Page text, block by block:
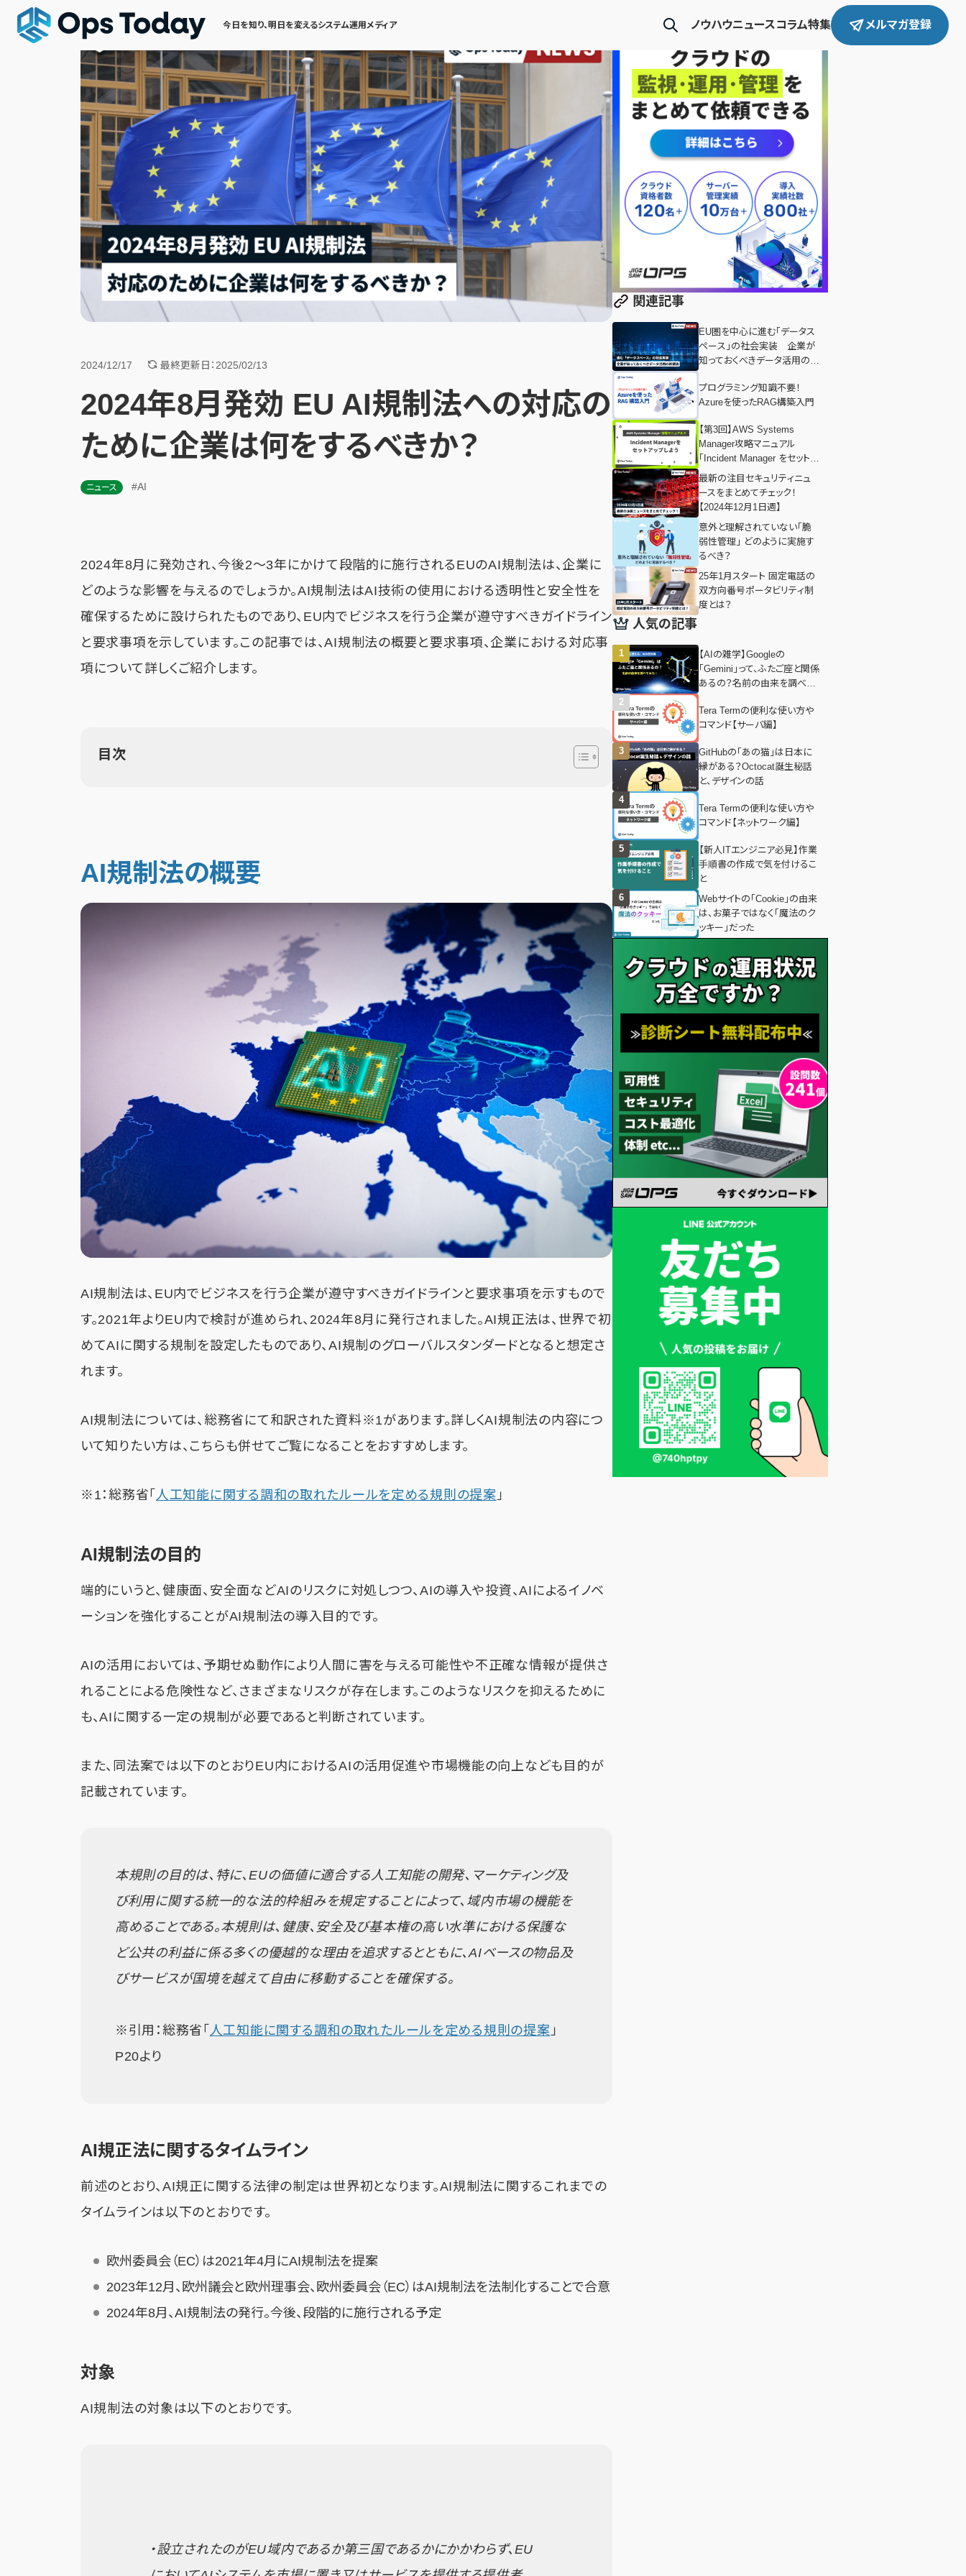
今日を知り、明日を変えるシステム運用メディア ノウハウニュースコラム特集 メルマガ登録
2024/12/17 最終更新日：2025/02/13
2024年8月発効 EU AI規制法への対応の
ために企業は何をするべきか？
ニュース #AI
2024年8月に発効され、今後2～3年にかけて段階的に施行されるEUのAI規制法は、企業に
どのような影響を与えるのでしょうか。AI規制法はAI技術の使用における透明性と安全性を
確保するために設けられたものであり、EU内でビジネスを行う企業が遵守すべきガイドライン
と要求事項を示しています。この記事では、AI規制法の概要と要求事項、企業における対応事
項について詳しくご紹介します。
目次
AI規制法の概要
AI規制法は、EU内でビジネスを行う企業が遵守すべきガイドラインと要求事項を示すもので
す。2021年よりEU内で検討が進められ、2024年8月に発行されました。AI規正法は、世界で初
めてAIに関する規制を設定したものであり、AI規制のグローバルスタンダードとなると想定さ
れます。
AI規制法については、総務省にて和訳された資料※1があります。詳しくAI規制法の内容につ
いて知りたい方は、こちらも併せてご覧になることをおすすめします。
※1：総務省「 人工知能に関する調和の取れたルールを定める規則の提案 」
AI規制法の目的
端的にいうと、健康面、安全面などAIのリスクに対処しつつ、AIの導入や投資、AIによるイノベ
ーションを強化することがAI規制法の導入目的です。
AIの活用においては、予期せぬ動作により人間に害を与える可能性や不正確な情報が提供さ
れることによる危険性など、さまざまなリスクが存在します。このようなリスクを抑えるために
も、AIに関する一定の規制が必要であると判断されています。
また、同法案では以下のとおりEU内におけるAIの活用促進や市場機能の向上なども目的が
記載されています。
本規則の目的は、特に、EUの価値に適合する人工知能の開発、マーケティング及
び利用に関する統一的な法的枠組みを規定することによって、域内市場の機能を
高めることである。本規則は、健康、安全及び基本権の高い水準における保護な
ど公共の利益に係る多くの優越的な理由を追求するとともに、AIベースの物品及
びサービスが国境を越えて自由に移動することを確保する。
※引用：総務省「 人工知能に関する調和の取れたルールを定める規則の提案 」
P20より
AI規正法に関するタイムライン
前述のとおり、AI規正に関する法律の制定は世界初となります。AI規制法に関するこれまでの
タイムラインは以下のとおりです。
欧州委員会（EC）は2021年4月にAI規制法を提案
2023年12月、欧州議会と欧州理事会、欧州委員会（EC）はAI規制法を法制化することで合意
2024年8月、AI規制法の発行。今後、段階的に施行される予定
対象
AI規制法の対象は以下のとおりです。
・設立されたのがEU域内であるか第三国であるかにかかわらず、EU
関連記事
EU圏を中心に進む「データス
ペース」の社会実装 企業が
知っておくべきデータ活用の新
プログラミング知識不要！
Azureを使ったRAG構築入門
【第3回】AWS Systems
Manager攻略マニュアル
「Incident Manager をセットア
ップしよう」
最新の注目セキュリティニュ
ースをまとめてチェック！
【2024年12月1日週】
意外と理解されていない「脆
弱性管理」 どのように実施す
るべき？
25年1月スタート 固定電話の
双方向番号ポータビリティ制
度とは？
人気の記事
【AIの雑学】Googleの
「Gemini」って、ふたご座と関係
あるの？名前の由来を調べて
Tera Termの便利な使い方や
コマンド【サーバ編】
GitHubの「あの猫」は日本に
縁がある？Octocat誕生秘話
と、デザインの話
Tera Termの便利な使い方や
コマンド【ネットワーク編】
【新人ITエンジニア必見】作業
手順書の作成で気を付けるこ
と
Webサイトの「Cookie」の由来
は、お菓子ではなく「魔法のク
ッキー」だった